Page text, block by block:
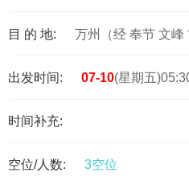
目 的 地: 万州（经 奉节 文峰
出发时间: 07-10(星期五
时间补充:
空位/人数: 3空位